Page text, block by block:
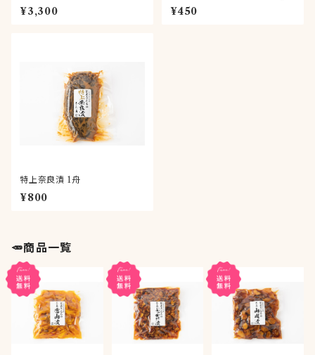
¥3,300 ¥450
特上奈良漬 1舟
¥800
🥕商品一覧